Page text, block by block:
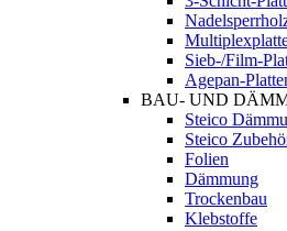
Sieb-/Film-
Agepan-
BAU- UND
Steico
Steico
Folien
Dämmung
Trockenbau
Klebstoffe